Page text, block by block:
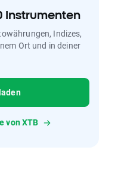
Instrumenten
Indizes,
Ort und in deiner
von XTB